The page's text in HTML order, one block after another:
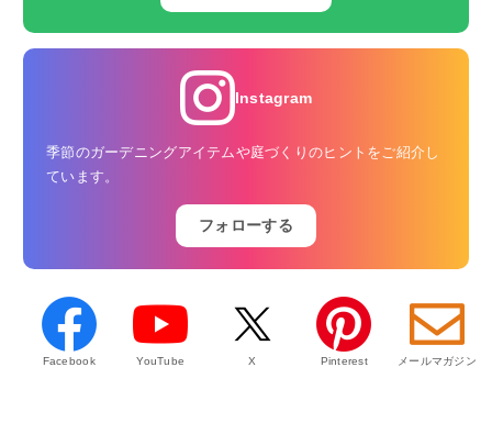
Instagram
季節のガーデニングアイテムや庭づくりのヒントをご紹介し
ています。
フォローする
Facebook YouTube X Pinterest メールマガジン